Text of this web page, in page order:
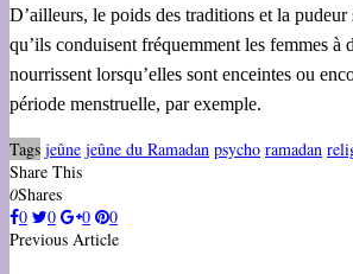
D’ailleurs, le poids des traditions et la
qu’ils conduisent fréquemment les femmes à
nourrissent lorsqu’elles sont enceintes ou
période menstruelle, par exemple.
Tags jeûne jeûne du Ramadan psycho ramadan
Share This
0Shares
0
0 0
0
Previous Article